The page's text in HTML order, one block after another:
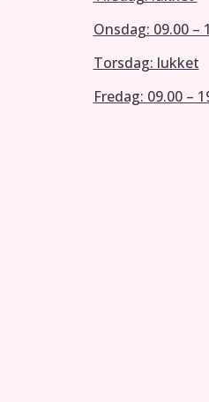
Onsdag: 09.00 –
Torsdag: lukket
Fredag: 09.00 –